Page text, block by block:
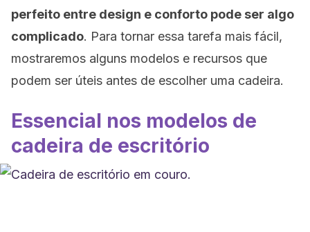
perfeito entre design e conforto pode ser algo
complicado. Para tornar essa tarefa mais fácil,
mostraremos alguns modelos e recursos que
podem ser úteis antes de escolher uma cadeira.
Essencial nos modelos de
cadeira de escritório